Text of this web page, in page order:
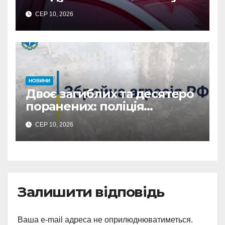
літня жінка: водія
затримано
СЕР 10, 2026
НОВИНИ
Двоє загиблих та десятеро
поранених: поліція
Сумщини документує
наслідки масованих
ворожих обстрілів
СЕР 10, 2026
Залишити відповідь
Ваша e-mail адреса не оприлюднюватиметься.